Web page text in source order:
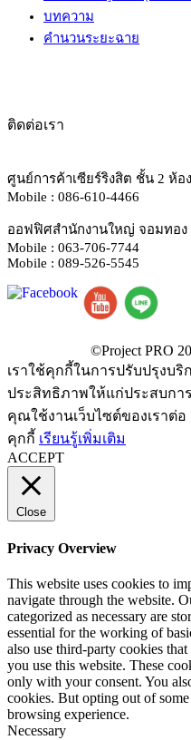
บทความ
คำนวนระยะฉาย
ติดต่อเรา
ศูนย์การค้าเซียร์ริงสิต ชั้น 2 ห้อ
Mobile : 086-610-4466
ออฟฟิศสำนักงานใหญ่ จอมทอง
Mobile : 063-706-7744
Mobile : 089-526-5545
เราใช้คุกกี้ในการปรับปรุงบริ
ประสิทธิภาพให้แก่ประสบก
คุณใช้งานเว็บไซต์ของเราต่
คุกกี้ เรียนรู้เพิ่มเติม
ACCEPT
Close
Privacy Overview
This website uses cookies to
navigate through the website.
categorized as necessary are
essential for the working of
also use third-party cookies
you use this website. These
only with your consent. You
cookies. But opting out of
browsing experience.
Necessary